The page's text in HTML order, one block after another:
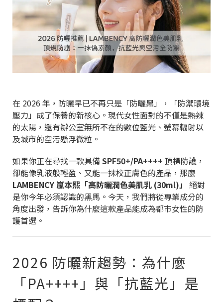
在 2026 年，防曬早已不再只是「防曬黑」，「防禦環境
壓力」成了保養的新核心。現代女性面對的不僅是熱辣
的太陽，還有辦公室無所不在的數位藍光、螢幕輻射以
及城市的空污懸浮微粒。
如果你正在尋找一款具備 SPF50+/PA++++ 頂標防護，
卻能像乳液般輕盈、又能一抹校正膚色的產品，那麼
LAMBENCY 嵐本熙「高防曬潤色美肌乳 (30ml)」 絕對
是你今年必須認識的黑馬。今天，我們將從專業成分的
角度出發，告訴你為什麼這款產品能成為都市女性的防
護首選。
2026 防曬新趨勢：為什麼
「PA++++」與「抗藍光」是